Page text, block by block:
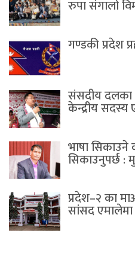
रुपा संगालो
गण्डकी प्रदेश
संसदीय दलका
केन्द्रीय सदस्य
भाषा सिकाउने
सिकाउनुपर्छ :
प्रदेश–२ का
सांसद एमालेमा